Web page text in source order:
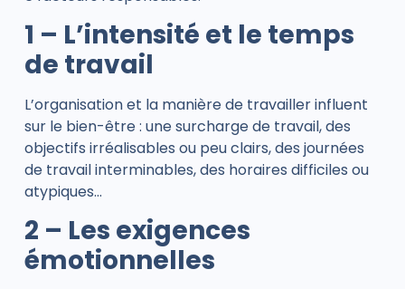
1 – L’intensité et le temps
de travail
L’organisation et la manière de travailler influent
sur le bien-être : une surcharge de travail, des
objectifs irréalisables ou peu clairs, des journées
de travail interminables, des horaires difficiles ou
atypiques…
2 – Les exigences
émotionnelles